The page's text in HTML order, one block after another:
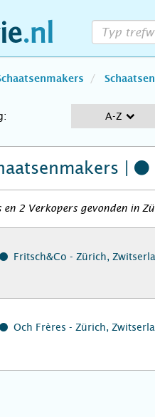
A-Z
|
en 2 Verkopers gevonden in
Fritsch&Co - Zürich,
Och Frères - Zürich,